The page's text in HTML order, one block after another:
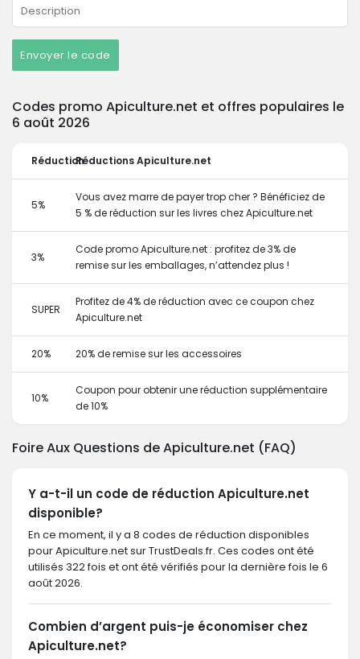
Envoyer le code
Codes promo Apiculture.net et offres populaires le
6 août 2026
RéductionRéductions Apiculture.net
5%
Vous avez marre de payer trop cher ? Bénéficiez de
5 % de réduction sur les livres chez Apiculture.net
3%
Code promo Apiculture.net : profitez de 3% de
remise sur les emballages, n’attendez plus !
SUPER
Profitez de 4% de réduction avec ce coupon chez
Apiculture.net
20% 20% de remise sur les accessoires
10%
Coupon pour obtenir une réduction supplémentaire
de 10%
Foire Aux Questions de Apiculture.net (FAQ)
Y a-t-il un code de réduction Apiculture.net
disponible?
En ce moment, il y a 8 codes de réduction disponibles
pour Apiculture.net sur TrustDeals.fr. Ces codes ont été
utilisés 322 fois et ont été vérifiés pour la dernière fois le 6
août 2026.
Combien d’argent puis-je économiser chez
Apiculture.net?